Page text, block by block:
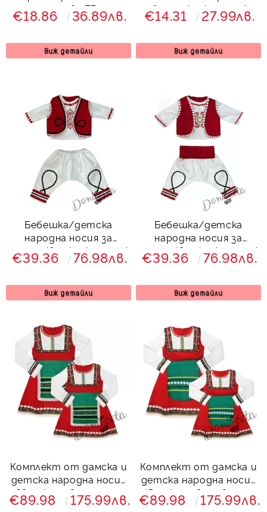
мотиви 77
€18.86 36.89лв.
Виж детайли
бяло с фолклорни/
етно мотиви 22
€14.31 27.99лв.
Виж детайли
Бебешка/детска
народна носия за
момче 46 с фолклорни/
етно мотиви 6465549
€39.36 76.98лв.
Виж детайли
Бебешка/детска
народна носия за
момче 49 с фолклорни/
етно мотиви 6465548
€39.36 76.98лв.
Виж детайли
Комплект от дамска и
детска народна носия
68-сукман в зелено и
престилка в черно с
€89.98 175.99лв.
Комплект от дамска и
детска народна носия
45-сукман в червено и
престилка в зелено с
€89.98 175.99лв.